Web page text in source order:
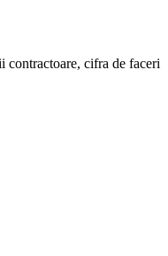
contractoare, cifra de faceri